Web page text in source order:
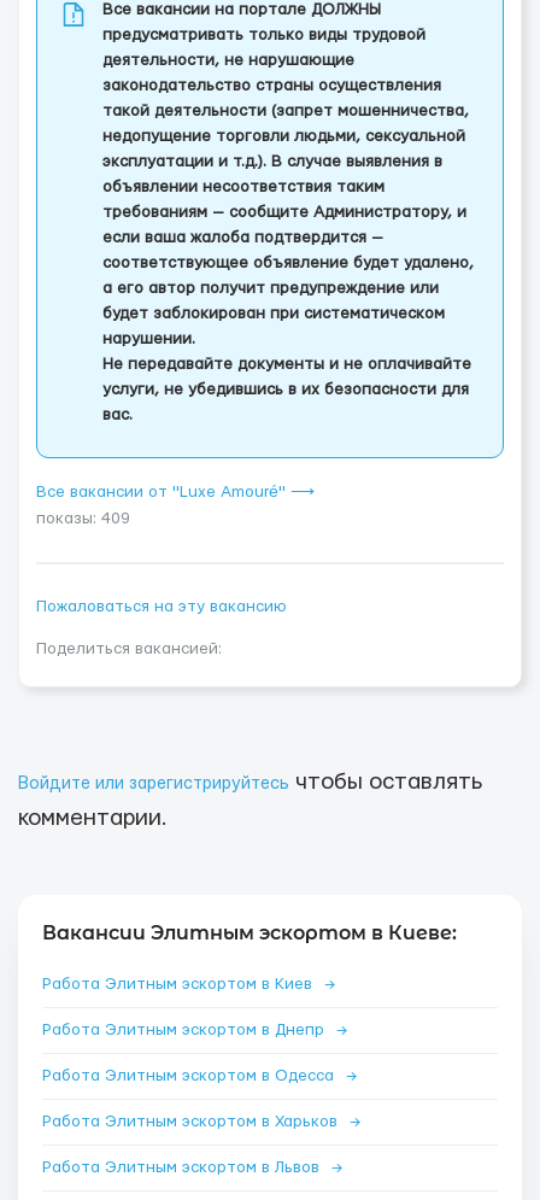
Все вакансии на портале ДОЛЖНЫ
предусматривать только виды трудовой
деятельности, не нарушающие
законодательство страны осуществления
такой деятельности (запрет мошенничества,
недопущение торговли людьми, сексуальной
эксплуатации и т.д.). В случае выявления в
объявлении несоответствия таким
требованиям — сообщите Администратору, и
если ваша жалоба подтвердится —
соответствующее объявление будет удалено,
а его автор получит предупреждение или
будет заблокирован при систематическом
нарушении.
Не передавайте документы и не оплачивайте
услуги, не убедившись в их безопасности для
вас.
Все вакансии от "Luxe Amouré" ⟶
показы: 409
Пожаловаться на эту вакансию
Поделиться вакансией:
Войдите или зарегистрируйтесь чтобы оставлять
комментарии.
Вакансии Элитным эскортом в Киеве:
Работа Элитным эскортом в Киев →
Работа Элитным эскортом в Днепр →
Работа Элитным эскортом в Одесса →
Работа Элитным эскортом в Харьков →
Работа Элитным эскортом в Львов →